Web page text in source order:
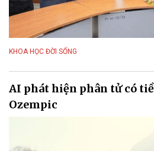
KHOA HỌC ĐỜI SỐNG
AI phát hiện phân tử có
Ozempic